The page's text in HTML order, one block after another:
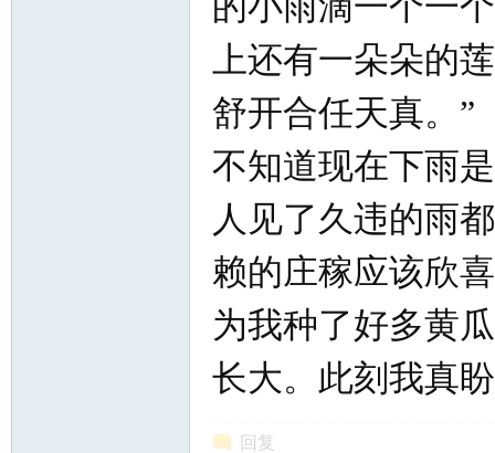
上还有一朵朵的
舒开合任天真。”
不知道现在下雨
人见了久违的雨
赖的庄稼应该欣
为我种了好多黄
长大。此刻我真
回复